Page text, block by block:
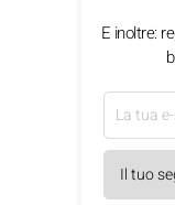
E inoltre: